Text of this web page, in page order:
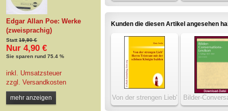
Edgar Allan Poe: Werke
(zweisprachig)
Statt19,90 €
Nur 4,90 €
Sie sparen rund 75.4 %
inkl. Umsatzsteuer
zzgl. Versandkosten
mehr anzeigen
oder Maria Stuarda
Kunden die diesen Artikel angesehen
Von der strengen Lieb'
Herrn Tristrant mit der
Bilder-
Lexikon, 1.